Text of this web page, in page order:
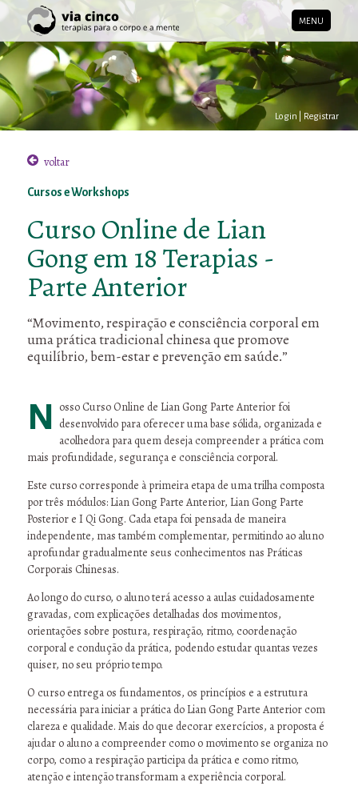
MENU
Login Registrar
voltar
Cursos e Workshops
Curso Online de Lian
Gong em 18 Terapias -
Parte Anterior
“Movimento, respiração e consciência corporal em
uma prática tradicional chinesa que promove
equilíbrio, bem-estar e prevenção em saúde.”
Nosso Curso Online de Lian Gong Parte Anterior foi desenvolvido para oferecer uma base sólida, organizada e
acolhedora para quem deseja compreender a prática com
mais profundidade, segurança e consciência corporal.
Este curso corresponde à primeira etapa de uma trilha composta
por três módulos: Lian Gong Parte Anterior, Lian Gong Parte
Posterior e I Qi Gong. Cada etapa foi pensada de maneira
independente, mas também complementar, permitindo ao aluno
aprofundar gradualmente seus conhecimentos nas Práticas
Corporais Chinesas.
Ao longo do curso, o aluno terá acesso a aulas cuidadosamente
gravadas, com explicações detalhadas dos movimentos,
orientações sobre postura, respiração, ritmo, coordenação
corporal e condução da prática, podendo estudar quantas vezes
quiser, no seu próprio tempo.
O curso entrega os fundamentos, os princípios e a estrutura
necessária para iniciar a prática do Lian Gong Parte Anterior com
clareza e qualidade. Mais do que decorar exercícios, a proposta é
ajudar o aluno a compreender como o movimento se organiza no
corpo, como a respiração participa da prática e como ritmo,
atenção e intenção transformam a experiência corporal.